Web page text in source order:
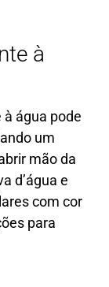
à
água pode
um
mão da
d’água e
com cor
para